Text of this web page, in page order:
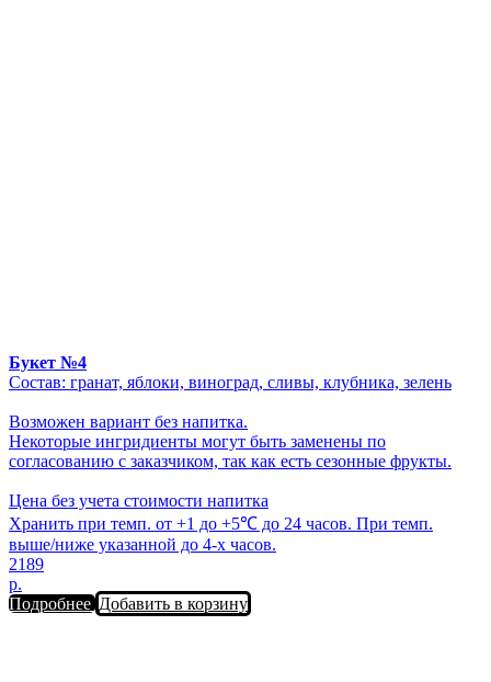
Букет №4
Состав: гранат, яблоки, виноград, сливы, клубника, зелень
Возможен вариант без напитка.
Некоторые ингридиенты могут быть заменены по
согласованию с заказчиком, так как есть сезонные фрукты.
Цена без учета стоимости напитка
Хранить при темп. от +1 до +5℃ до 24 часов. При темп.
выше/ниже указанной до 4-х часов.
2189
р.
Подробнее Добавить в корзину